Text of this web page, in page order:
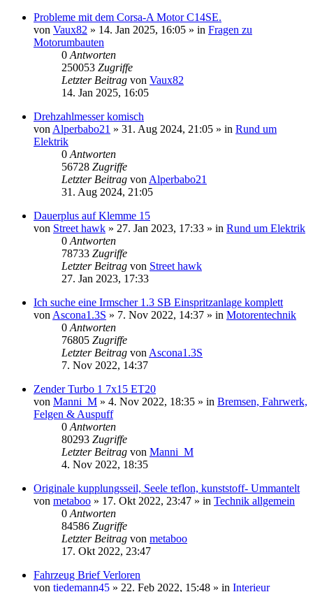
Probleme mit dem Corsa-A Motor C14SE.
von Vaux82 » 14. Jan 2025, 16:05 » in Fragen zu
Motorumbauten
0 Antworten
250053 Zugriffe
Letzter Beitrag von Vaux82
14. Jan 2025, 16:05
Drehzahlmesser komisch
von Alperbabo21 » 31. Aug 2024, 21:05 » in Rund um
Elektrik
0 Antworten
56728 Zugriffe
Letzter Beitrag von Alperbabo21
31. Aug 2024, 21:05
Dauerplus auf Klemme 15
von Street hawk » 27. Jan 2023, 17:33 » in Rund um Elektrik
0 Antworten
78733 Zugriffe
Letzter Beitrag von Street hawk
27. Jan 2023, 17:33
Ich suche eine Irmscher 1.3 SB Einspritzanlage komplett
von Ascona1.3S » 7. Nov 2022, 14:37 » in Motorentechnik
0 Antworten
76805 Zugriffe
Letzter Beitrag von Ascona1.3S
7. Nov 2022, 14:37
Zender Turbo 1 7x15 ET20
von Manni_M » 4. Nov 2022, 18:35 » in Bremsen, Fahrwerk,
Felgen & Auspuff
0 Antworten
80293 Zugriffe
Letzter Beitrag von Manni_M
4. Nov 2022, 18:35
Originale kupplungsseil, Seele teflon, kunststoff- Ummantelt
von metaboo » 17. Okt 2022, 23:47 » in Technik allgemein
0 Antworten
84586 Zugriffe
Letzter Beitrag von metaboo
17. Okt 2022, 23:47
Fahrzeug Brief Verloren
von tiedemann45 » 22. Feb 2022, 15:48 » in Interieur